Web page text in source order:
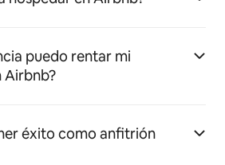
puedo rentar mi
Airbnb?
éxito como anfitrión